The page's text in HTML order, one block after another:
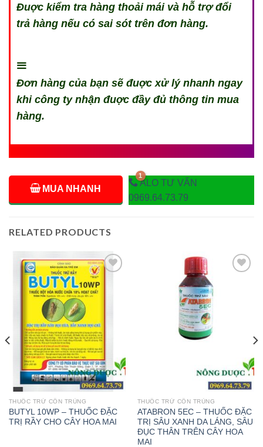
Đuợc kiểm tra hàng thoải mái và hỗ trợ đổi
trả hàng nếu có sai sót trên đơn hàng.
Đơn hàng của bạn sẽ đuợc xử lý nhanh ngay
khi công ty nhận đuợc đầy đủ thông tin mua
hàng.
MUA NHANH
ALO TƯ VẤN
0969.64.73.79
RELATED PRODUCTS
Add to
wishlist
THUỐC TRỪ CÔN TRÙNG
BUTYL 10WP – THUỐC ĐẶC
TRỊ RẦY CHO CÂY HOA MAI
THUỐC TRỪ CÔN TRÙNG
ATABRON 5EC – THUỐC ĐẶC
TRỊ SÂU XANH DA LÁNG, SÂU
ĐỤC THÂN TRÊN CÂY HOA
MAI